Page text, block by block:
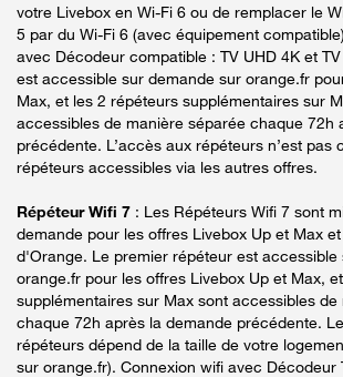
votre Livebox en Wi-Fi 6 ou de remplacer le
5 par du Wi-Fi 6 (avec équipement
avec Décodeur compatible : TV UHD 4K et
est accessible sur demande sur orange.fr
Max, et les 2 répéteurs supplémentaires sur
accessibles de manière séparée chaque 72h
précédente. L’accès aux répéteurs n’est pas
répéteurs accessibles via les autres offres.
Répéteur Wifi 7 : Les Répéteurs Wifi 7 sont
demande pour les offres Livebox Up et Max
d'Orange. Le premier répéteur est accessible
orange.fr pour les offres Livebox Up et Max,
supplémentaires sur Max sont accessibles
chaque 72h après la demande précédente.
répéteurs dépend de la taille de votre
sur orange.fr). Connexion wifi avec Décodeur